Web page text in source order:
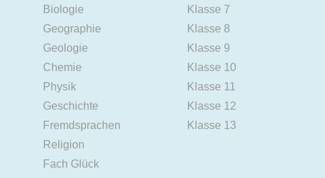
Biologie
Geographie
Geologie
Chemie
Physik
Geschichte
Fremdsprachen
Religion
Fach Glück
Klasse 7
Klasse 8
Klasse 9
Klasse 10
Klasse 11
Klasse 12
Klasse 13